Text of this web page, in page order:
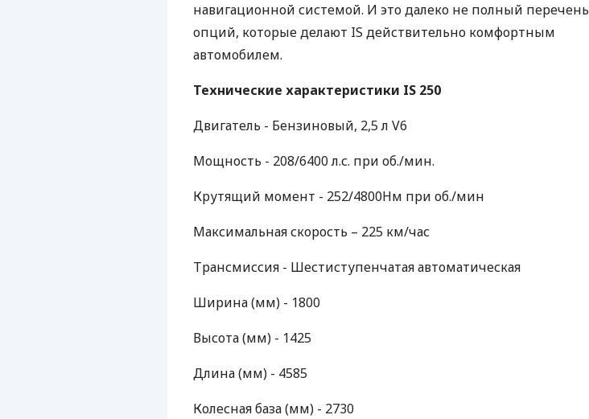
навигационной системой. И это далеко не полный перечень
опций, которые делают IS действительно комфортным
автомобилем.
Технические характеристики IS 250
Двигатель - Бензиновый, 2,5 л V6
Мощность - 208/6400 л.с. при об./мин.
Крутящий момент - 252/4800Нм при об./мин
Максимальная скорость – 225 км/час
Трансмиссия - Шестиступенчатая автоматическая
Ширина (мм) - 1800
Высота (мм) - 1425
Длина (мм) - 4585
Колесная база (мм) - 2730